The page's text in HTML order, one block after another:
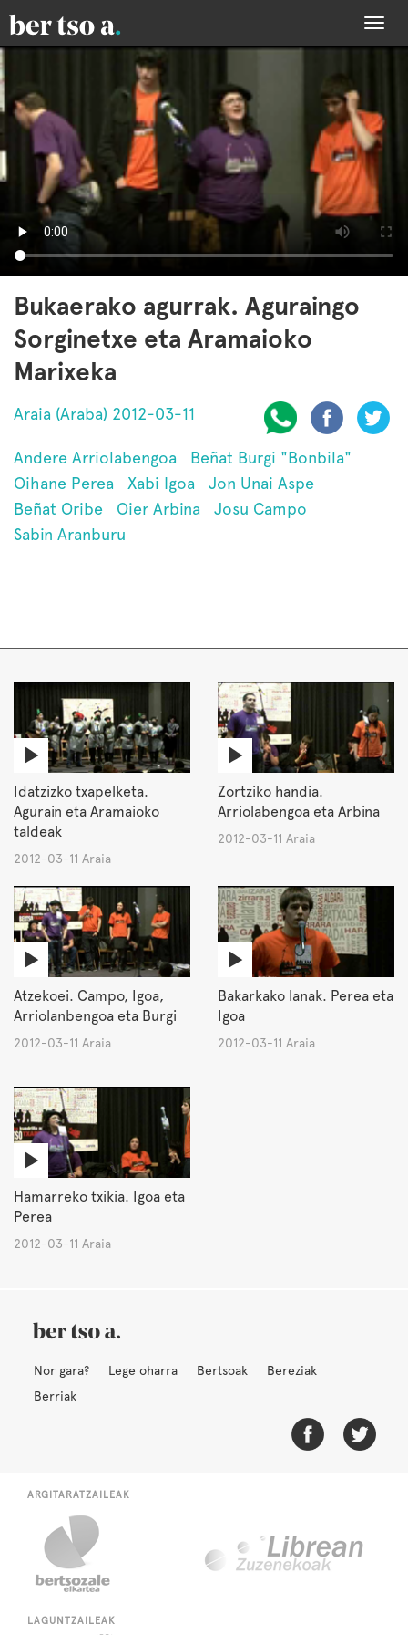
Bukaerako agurrak. Aguraingo
Sorginetxe eta Aramaioko
Marixeka
Araia (Araba) 2012-03-11
Andere Arriolabengoa
Beñat Burgi "Bonbila"
Oihane Perea
Xabi Igoa
Jon Unai Aspe
Beñat Oribe
Oier Arbina
Josu Campo
Sabin Aranburu
Idatzizko txapelketa.
Agurain eta Aramaioko
taldeak
2012-03-11 Araia
Zortziko handia.
Arriolabengoa eta Arbina
2012-03-11 Araia
Atzekoei. Campo, Igoa,
Arriolanbengoa eta Burgi
2012-03-11 Araia
Bakarkako lanak. Perea eta
Igoa
2012-03-11 Araia
Hamarreko txikia. Igoa eta
Perea
2012-03-11 Araia
Nor gara? Lege oharra Bertsoak
Bereziak
Berriak
ARGITARATZAILEAK
LAGUNTZAILEAK